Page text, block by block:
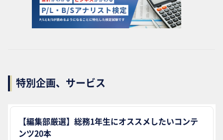
特別企画、サービス
【編集部厳選】総務1年生にオススメしたいコンテ
ンツ20本